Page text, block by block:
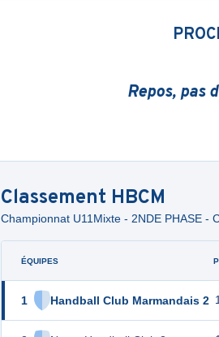
Repos, pas
Classement HBCM
Championnat U11Mixte - 2NDE PHASE -
ÉQUIPES
1 Handball Club Marmandais 2